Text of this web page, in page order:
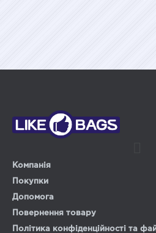
Компанія
Покупки
Допомога
Повернення товару
Політика конфіденційності та